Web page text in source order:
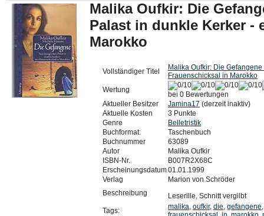
Malika Oufkir: Die
Palast in dunkle Kerker -
Marokko
Vollständiger Titel
Malika Oufkir: Die
Frauenschicksal in Marokko
Wertung
bei 0 Bewertungen
Aktueller Besitzer
Jamina17 (derzeit inaktiv)
Aktuelle Kosten
3 Punkte
Genre
Belletristik
Buchformat:
Taschenbuch
Buchnummer
63089
Autor
Malika Oufkir
ISBN-Nr.
B007R2X68C
Erscheinungsdatum01.01.1999
Verlag
Marion von Schröder
Beschreibung
Leserille, Schnitt vergilbt
Tags:
malika, oufkir, die, gefangene